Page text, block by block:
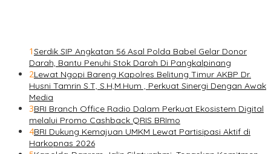
1Serdik SIP Angkatan 56 Asal Polda Babel Gelar Donor
Darah, Bantu Penuhi Stok Darah Di Pangkalpinang
2Lewat Ngopi Bareng Kapolres Belitung Timur AKBP Dr.
Husni Tamrin S.T, S.H,M.Hum , Perkuat Sinergi Dengan Awak
Media
3BRI Branch Office Radio Dalam Perkuat Ekosistem Digital
melalui Promo Cashback QRIS BRImo
4BRI Dukung Kemajuan UMKM Lewat Partisipasi Aktif di
Harkopnas 2026